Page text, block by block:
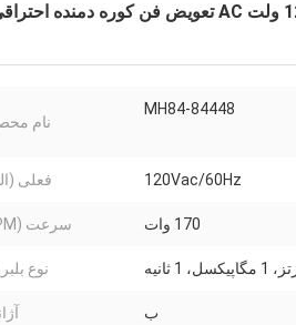
MH84-84448
نام
120Vac/60Hz فعلی
170 وات سرعت (RPM):
نوع
ب